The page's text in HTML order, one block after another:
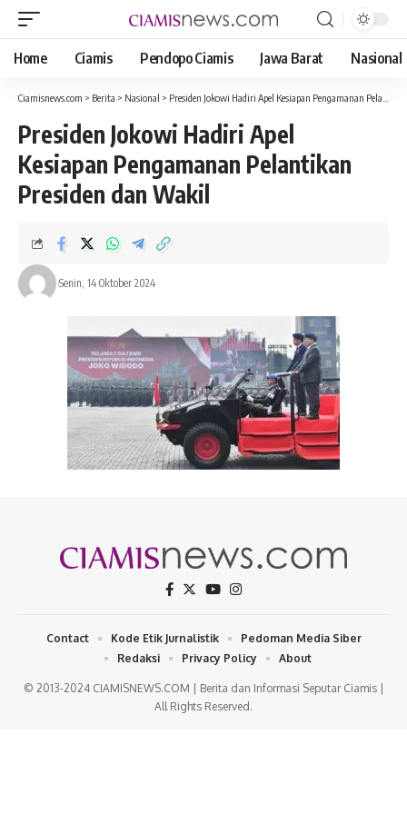
Home Ciamis Pendopo Ciamis Jawa Barat Nasional
Ciamisnews.com > Berita > Nasional > Presiden Jokowi Hadiri Apel Kesiapan Pengamanan Pelantikan Presiden dan Wakil Presiden 2024
Presiden Jokowi Hadiri Apel
Kesiapan Pengamanan Pelantikan
Presiden dan Wakil
Senin, 14 Oktober 2024
© 2013-2024 CIAMISNEWS.COM | Berita dan Informasi Seputar Ciamis |
All Rights Reserved.
Contact Kode Etik Jurnalistik
Pedoman Media Siber
Redaksi
Privacy Policy About